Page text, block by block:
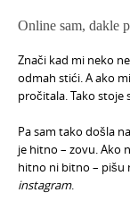
Online sam, dakle
Znači kad mi neko
odmah stići. A ako
pročitala. Tako stoje
Pa sam tako došla
je hitno – zovu. Ako
hitno ni bitno – pišu
instagram.